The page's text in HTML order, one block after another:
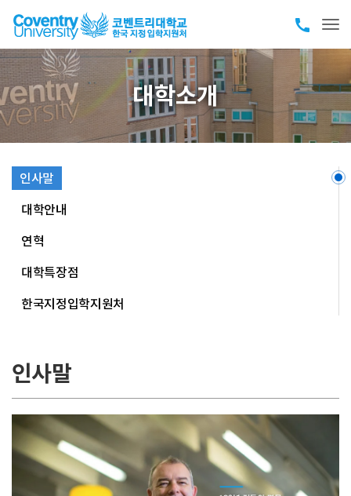
call
대학소개
인사말
대학안내
연혁
대학특장점
한국지정입학지원처
인사말